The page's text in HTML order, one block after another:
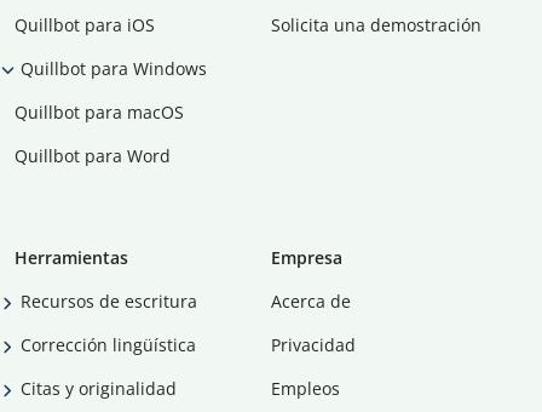
Quillbot para iOS
Quillbot para Windows
Quillbot para macOS
Quillbot para Word
Solicita una demostración
Herramientas
Recursos de escritura
Corrección lingüística
Citas y originalidad
Empresa
Acerca de
Privacidad
Empleos